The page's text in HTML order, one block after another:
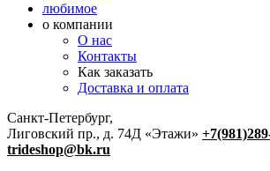
любимое
о компании
О нас
Контакты
Как заказать
Доставка и оплата
Санкт-Петербург,
Лиговский пр., д. 74Д «Этажи»
trideshop@bk.ru